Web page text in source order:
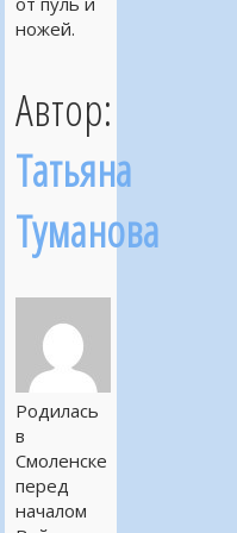
ножей.
Автор:
Татьяна
Туманова
Родилась
в
Смоленске
перед
началом